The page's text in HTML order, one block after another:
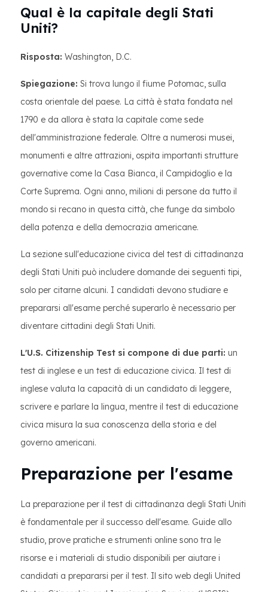
Qual è la capitale degli Stati
Uniti?
Risposta: Washington, D.C.
Spiegazione: Si trova lungo il fiume Potomac, sulla
costa orientale del paese. La città è stata fondata nel
1790 e da allora è stata la capitale come sede
dell'amministrazione federale. Oltre a numerosi musei,
monumenti e altre attrazioni, ospita importanti strutture
governative come la Casa Bianca, il Campidoglio e la
Corte Suprema. Ogni anno, milioni di persone da tutto il
mondo si recano in questa città, che funge da simbolo
della potenza e della democrazia americane.
La sezione sull'educazione civica del test di cittadinanza
degli Stati Uniti può includere domande dei seguenti tipi,
solo per citarne alcuni. I candidati devono studiare e
prepararsi all'esame perché superarlo è necessario per
diventare cittadini degli Stati Uniti.
L'U.S. Citizenship Test si compone di due parti: un
test di inglese e un test di educazione civica. Il test di
inglese valuta la capacità di un candidato di leggere,
scrivere e parlare la lingua, mentre il test di educazione
civica misura la sua conoscenza della storia e del
governo americani.
Preparazione per l'esame
La preparazione per il test di cittadinanza degli Stati Uniti
è fondamentale per il successo dell'esame. Guide allo
studio, prove pratiche e strumenti online sono tra le
risorse e i materiali di studio disponibili per aiutare i
candidati a prepararsi per il test. Il sito web degli United